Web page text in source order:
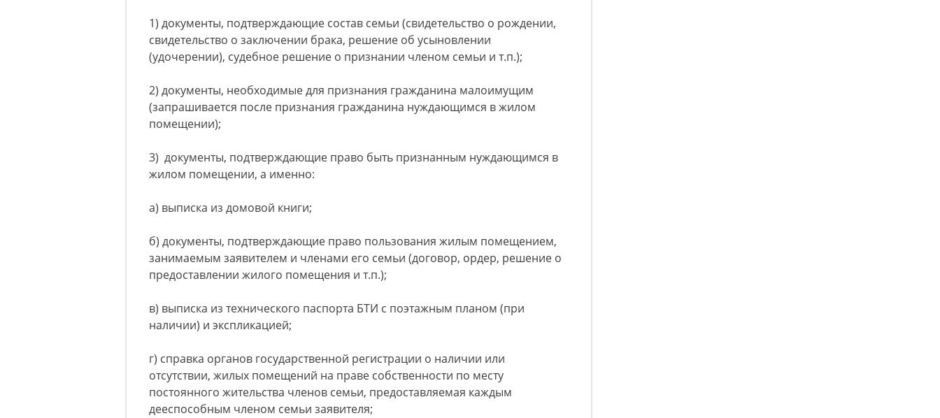
1) документы, подтверждающие состав семьи (свидетельство о рождении,
свидетельство о заключении брака, решение об усыновлении
(удочерении), судебное решение о признании членом семьи и т.п.);
2) документы, необходимые для признания гражданина малоимущим
(запрашивается после признания гражданина нуждающимся в жилом
помещении);
3) документы, подтверждающие право быть признанным нуждающимся в
жилом помещении, а именно:
а) выписка из домовой книги;
б) документы, подтверждающие право пользования жилым помещением,
занимаемым заявителем и членами его семьи (договор, ордер, решение о
предоставлении жилого помещения и т.п.);
в) выписка из технического паспорта БТИ с поэтажным планом (при
наличии) и экспликацией;
г) справка органов государственной регистрации о наличии или
отсутствии, жилых помещений на праве собственности по месту
постоянного жительства членов семьи, предоставляемая каждым
дееспособным членом семьи заявителя;